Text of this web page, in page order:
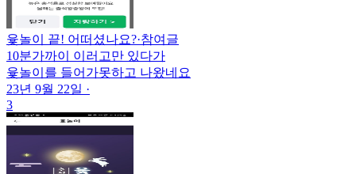
윷놀이 끝! 어떠셨나요?·참여글
10분가까이 이러고만 있다가
윷놀이를 들어가못하고 나왔네요
23년 9월 22일 ·
3